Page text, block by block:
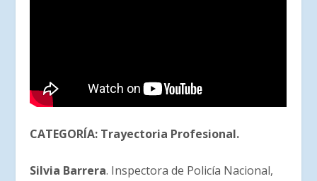
CATEGORÍA: Trayectoria Profesional.
Silvia Barrera. Inspectora de Policía Nacional,